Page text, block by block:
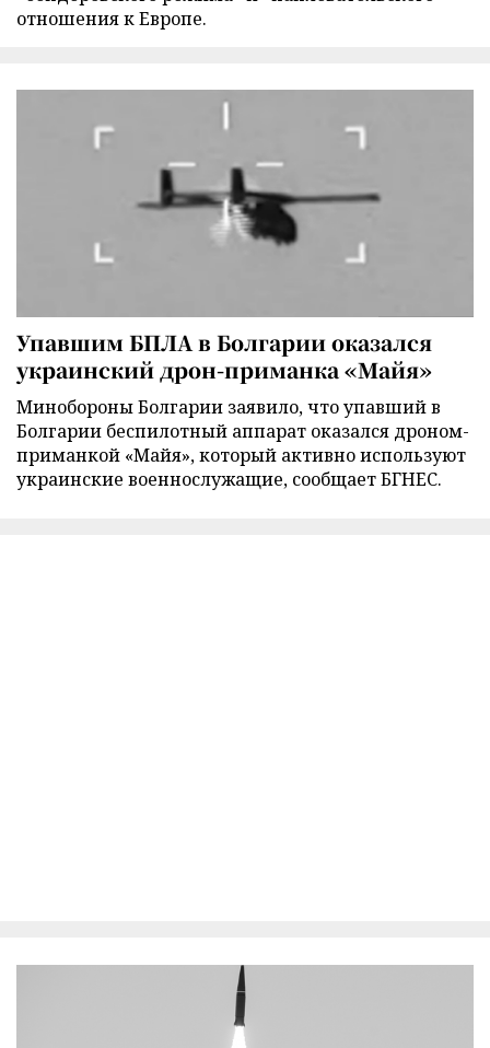
отношения к Европе.
Упавшим БПЛА в Болгарии оказался
украинский дрон-приманка «Майя»
Минобороны Болгарии заявило, что упавший в
Болгарии беспилотный аппарат оказался дроном-
приманкой «Майя», который активно используют
украинские военнослужащие, сообщает БГНЕС.